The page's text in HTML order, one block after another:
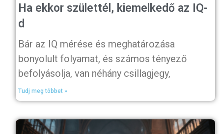
Ha ekkor születtél, kiemelkedő az IQ-
d
Bár az IQ mérése és meghatározása
bonyolult folyamat, és számos tényező
befolyásolja, van néhány csillagjegy,
Tudj meg többet »